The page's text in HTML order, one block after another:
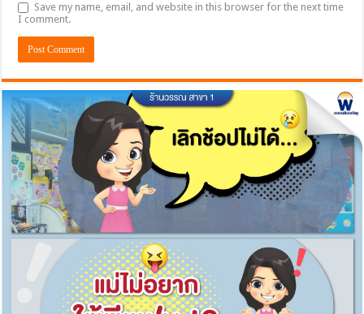
Save my name, email, and website in this browser for the next time
I comment.